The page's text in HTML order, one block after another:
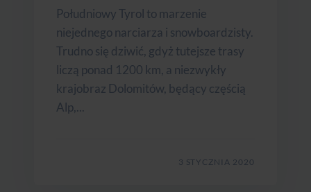
Południowy Tyrol to marzenie
niejednego narciarza i snowboardzisty.
Trudno się dziwić, gdyż tutejsze trasy
liczą ponad 1200 km, a niezwykły
krajobraz Dolomitów, będący częścią
Alp,...
3 STYCZNIA 2020